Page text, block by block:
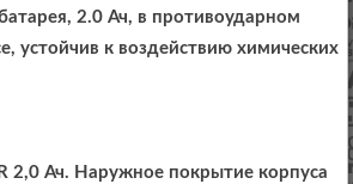
2.0 Ач, в противоударном
устойчив к воздействию химических
2,0 Ач. Наружное покрытие корпуса